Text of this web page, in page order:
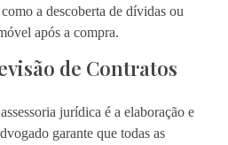
a descoberta de dívidas ou
após a compra.
de Contratos
jurídica é a elaboração e
garante que todas as